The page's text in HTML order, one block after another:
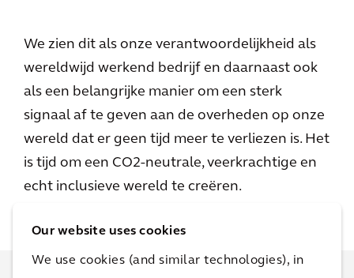
Our website uses cookies
We use cookies (and similar technologies), in
We zien dit als onze verantwoordelijkheid als
wereldwijd werkend bedrijf en daarnaast ook
als een belangrijke manier om een sterk
signaal af te geven aan de overheden op onze
wereld dat er geen tijd meer te verliezen is. Het
is tijd om een CO2-neutrale, veerkrachtige en
echt inclusieve wereld te creëren.